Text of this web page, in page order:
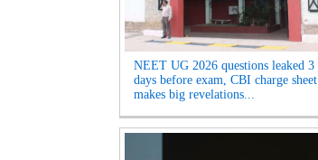
NEET UG 2026 questions leaked 3
days before exam, CBI charge sheet
makes big revelations...